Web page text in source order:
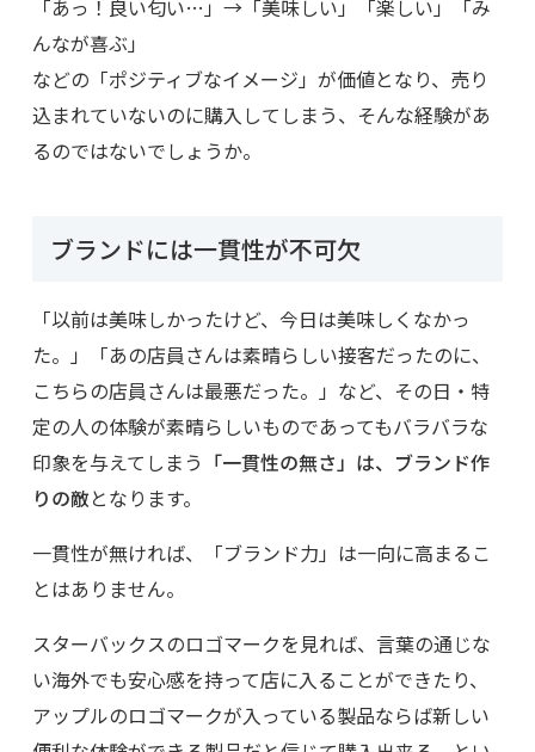
「あっ！良い匂い…」→「美味しい」「楽しい」「み
んなが喜ぶ」
などの「ポジティブなイメージ」が価値となり、売り
込まれていないのに購入してしまう、そんな経験があ
るのではないでしょうか。
ブランドには一貫性が不可欠
「以前は美味しかったけど、今日は美味しくなかっ
た。」「あの店員さんは素晴らしい接客だったのに、
こちらの店員さんは最悪だった。」など、その日・特
定の人の体験が素晴らしいものであってもバラバラな
印象を与えてしまう 「一貫性の無さ」は、ブランド作
りの敵となります。
一貫性が無ければ、「ブランド力」は一向に高まるこ
とはありません。
スターバックスのロゴマークを見れば、言葉の通じな
い海外でも安心感を持って店に入ることができたり、
アップルのロゴマークが入っている製品ならば新しい